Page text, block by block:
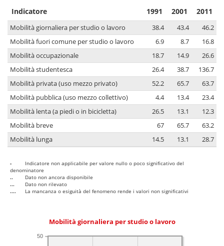
Indicatore 1991 2001 2011
Mobilità giornaliera per studio o lavoro 38.4 43.4
46.2
Mobilità fuori comune per studio o lavoro
6.9 8.7
16.8
Mobilità occupazionale
18.7 14.9
26.6
Mobilità studentesca
26.4 38.7
136.7
Mobilità privata (uso mezzo privato)
52.2 65.7
63.7
Mobilità pubblica (uso mezzo collettivo)
4.4 13.4
23.4
Mobilità lenta (a piedi o in bicicletta)
26.5 13.1
12.3
Mobilità breve
67 65.7
63.2
Mobilità lunga
14.5 13.1 28.7
-
Indicatore non applicabile per valore nullo o poco significativo del
denominatore
..
Dato non ancora disponibile
...
Dato non rilevato
....
La mancanza o esiguità del fenomeno rende i valori non significativi
Mobilità giornaliera per studio o lavoro
50